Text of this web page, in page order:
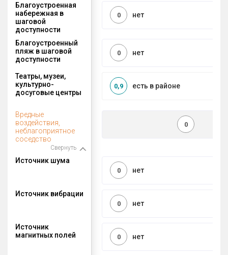
Благоустроенная
набережная в
шаговой
доступности
нет
0
Благоустроенный
пляж в шаговой
доступности
нет
0
Театры, музеи,
культурно-
досуговые центры
есть в районе
0,9
Вредные
воздействия,
неблагоприятное
соседство
Свернуть
0
Источник шума
нет
0
Источник вибрации
нет
0
Источник
магнитных полей
нет
0